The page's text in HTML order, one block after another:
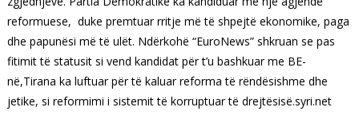
reformuese, duke premtuar rritje më të shpejtë ekonomike, paga
dhe papunësi më të ulët. Ndërkohë “EuroNews” shkruan se pas
fitimit të statusit si vend kandidat për t’u bashkuar me BE-
në,Tirana ka luftuar për të kaluar reforma të rëndësishme dhe
jetike, si reformimi i sistemit të korruptuar të drejtësisë.syri.net